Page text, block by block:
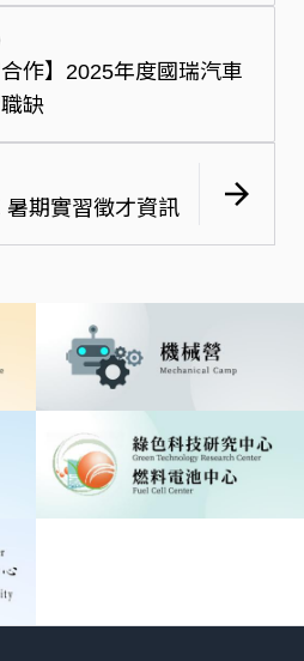
合作】2025年度國瑞汽車
缺
arrow_forward
期實習徵才資訊